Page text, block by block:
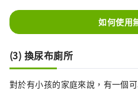
如何使用
(3) 換尿布廁所
對於有小孩的家庭來說，有一個